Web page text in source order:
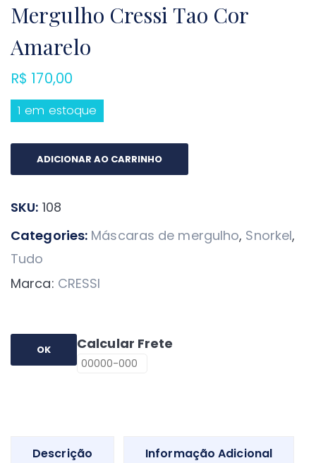
Mergulho Cressi Tao Cor
Amarelo
R$ 170,00
1 em estoque
Respirador
Snorkel
Mergulho
Cressi
Tao
Amarelo
ADICIONAR AO CARRINHO
SKU: 108
Categories: Máscaras de mergulho, Snorkel,
Tudo
Marca: CRESSI
Calcular Frete
OK
Descrição Informação Adicional